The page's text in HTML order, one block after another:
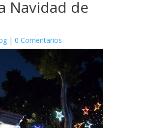
Navidad de
| 0 Comentarios